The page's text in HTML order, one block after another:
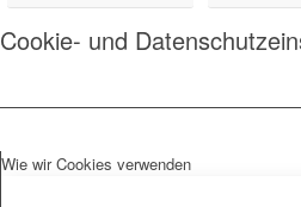
Cookie- und
Wie wir Cookies verwenden